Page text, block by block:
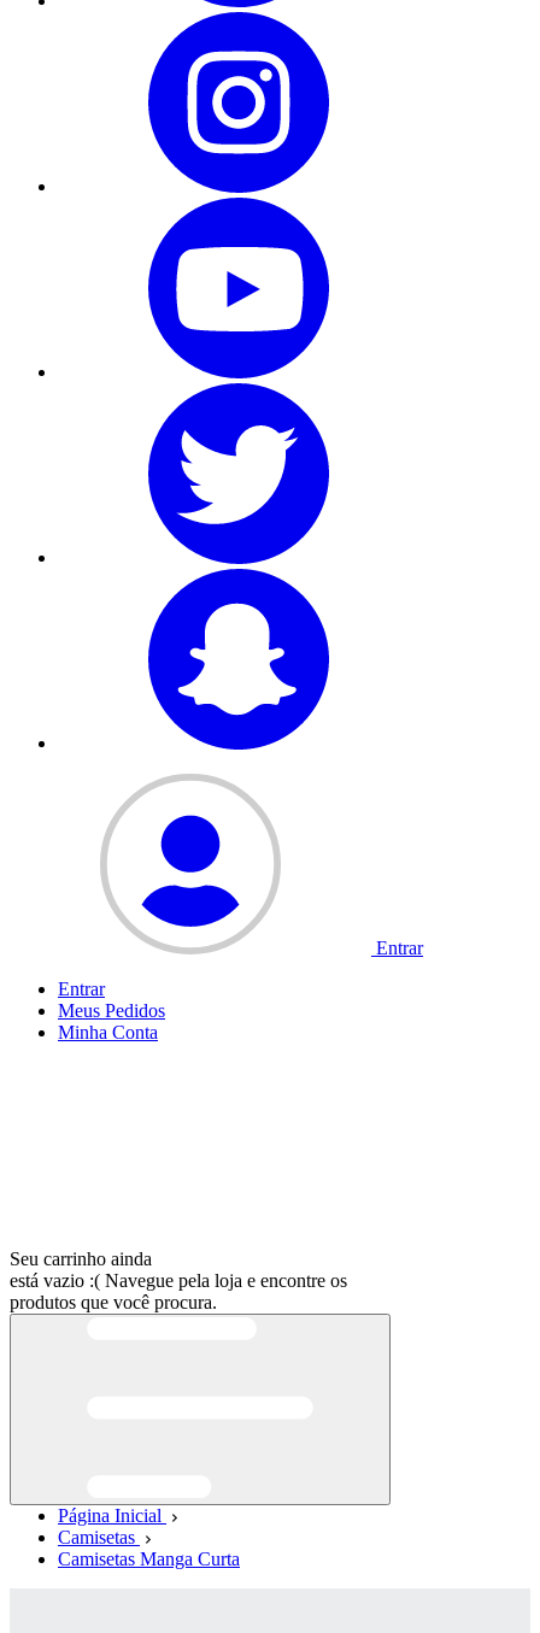
Entrar
Entrar
Meus Pedidos
Minha Conta
Seu carrinho ainda
está vazio :( Navegue pela loja e encontre os
produtos que você procura.
Página Inicial
Camisetas
Camisetas Manga Curta